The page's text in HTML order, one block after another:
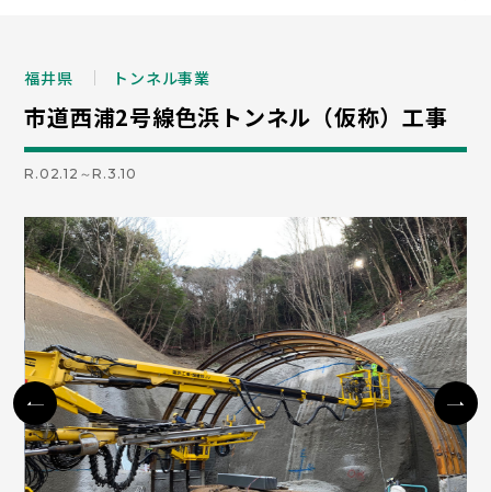
福井県 トンネル事業
市道西浦2号線色浜トンネル（仮称）工事
R.02.12～R.3.10